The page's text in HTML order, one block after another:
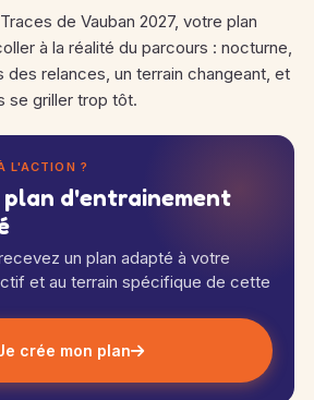
de Vauban 2027, votre plan
à la réalité du parcours : nocturne,
des relances, un terrain changeant, et
se griller trop tôt.
L'ACTION ?
d'entrainement
un plan adapté à votre
et au terrain spécifique de cette
crée mon plan